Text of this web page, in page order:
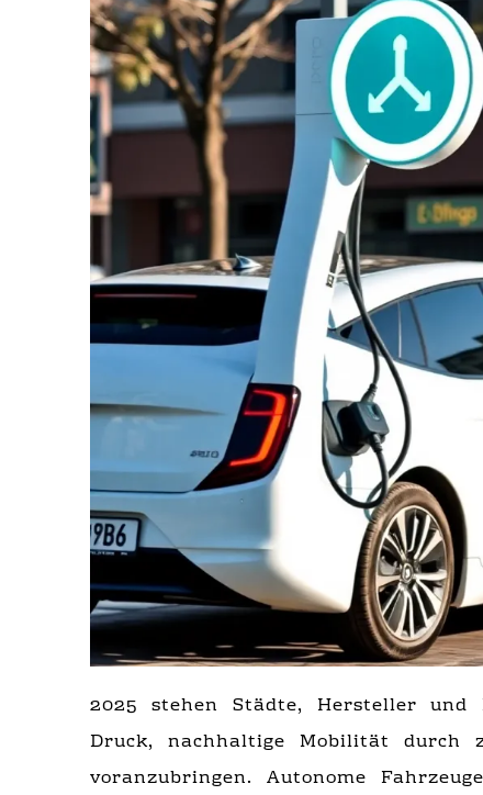
2025 stehen Städte, Hersteller und
Druck, nachhaltige Mobilität durch
voranzubringen. Autonome